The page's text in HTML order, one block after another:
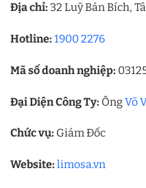
Địa chỉ: 32 Luỹ Bán Bích,
Hotline: 1900 2276
Mã số doanh nghiệp:
Đại Diện Công Ty: ÔngVõ
Chức vụ: Giám Đốc
Website: limosa.vn